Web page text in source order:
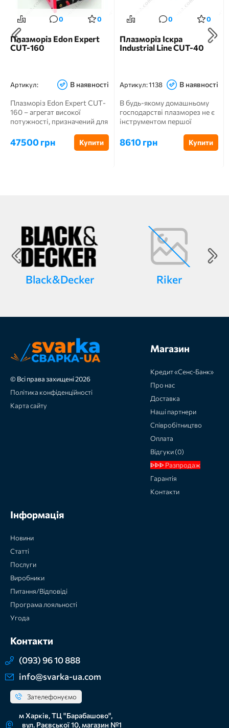
0 0
Плазморіз Edon Expert
CUT-160
Артикул: В наявності
Плазморіз Edon Expert CUT-
160 – агрегат високої
потужності, призначений для
47500 грн Купити
0 0
Плазморіз Іскра
Industrial Line CUT-40
Артикул:1138 В наявності
В будь-якому домашньому
господарстві плазморез не є
інструментом першої
8610 грн Купити
Black&Decker Riker
© Всі права захищені 2026
Політика конфіденційності
Карта сайту
Магазин
Кредит «Сенс-Банк»
Про нас
Доставка
Наші партнери
Співробітництво
Оплата
Відгуки (0)
ᐈᐈᐈ Разпродаж
Гарантія
Контакти
Інформація
Новини
Статті
Послуги
Виробники
Питання/Відповіді
Програма лояльності
Угода
Контакти
(093) 96 10 888
info@svarka-ua.com
Зателефонуємо
м Харків, ТЦ "Барабашово",
вул. Раєвської 10, магазин №1